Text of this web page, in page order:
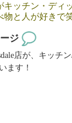
キッチン・ディ
物と人が好きで
ジ
店が、キッチ
ます！